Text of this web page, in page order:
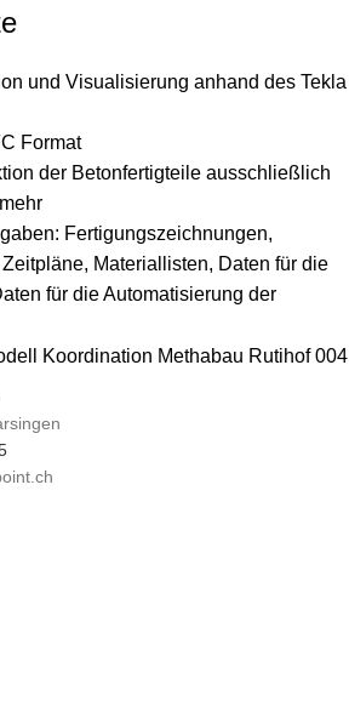
und Visualisierung anhand des Tekla
Format
der Betonfertigteile ausschließlich
Fertigungszeichnungen,
Materiallisten, Daten für die
für die Automatisierung der